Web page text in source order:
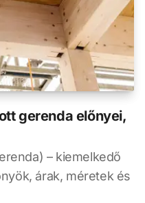
gerenda előnyei,
– kiemelkedő
árak, méretek és